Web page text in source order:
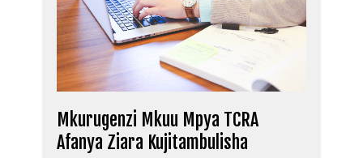
Mkurugenzi Mkuu Mpya TCRA
Afanya Ziara Kujitambulisha